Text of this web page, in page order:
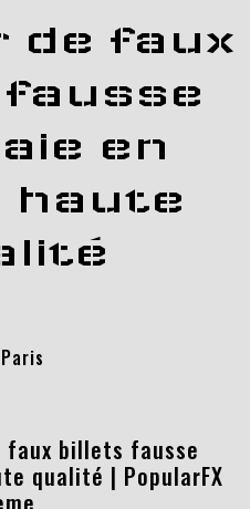
de faux
en
haute
Paris
billets fausse
qualité | PopularFX